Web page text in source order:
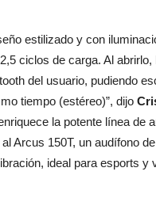
estilizado y con
ciclos de carga. Al abrirlo,
del usuario, pudiendo
tiempo (estéreo)”, dijo
la potente línea de
Arcus 150T, un audífono
ideal para esports y